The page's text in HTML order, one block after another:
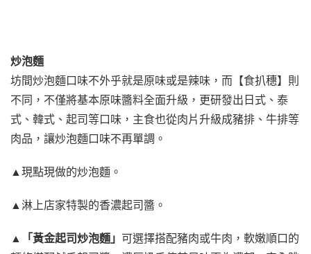
炒泡麵
坊間炒泡麵口味不外乎就是原味或是辣味，而【食扒穗】則
不同，不僅將基本原味醬料全面升級，更研發出日式、泰
式、韓式、起司等口味，主食也從肉片升級成豬排、牛排等
肉品，讓炒泡麵口味不再單調。
▲現點現做的炒泡麵。
▲淋上店家特製的香濃起司醬。
▲ 「黃金起司炒泡麵」 可選擇搭配豬肉或牛肉，軟嫩順口的